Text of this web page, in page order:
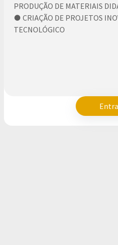
PRODUÇÃO DE MATERIAIS
● CRIAÇÃO DE PROJETOS
TECNOLÓGICO